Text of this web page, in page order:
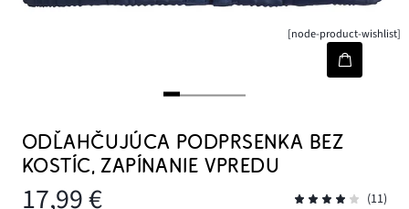
[node-product-wishlist]
ODĽAHČUJÚCA PODPRSENKA BEZ
KOSTÍC, ZAPÍNANIE VPREDU
17,99 € (11)